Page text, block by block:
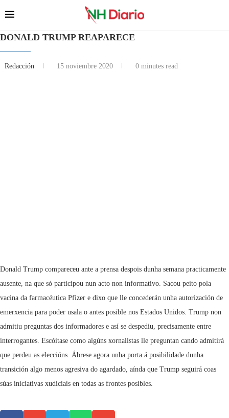
DONALD TRUMP REAPARECE
Redacción 15 noviembre 2020 0 minutes read
Donald Trump compareceu ante a prensa despois dunha semana practicamente
ausente, na que só participou nun acto non informativo. Sacou peito pola
vacina da farmacéutica Pfizer e dixo que lle concederán unha autorización de
emerxencia para poder usala o antes posible nos Estados Unidos. Trump non
admitiu preguntas dos informadores e así se despediu, precisamente entre
interrogantes. Escóitase como algúns xornalistas lle preguntan cando admitirá
que perdeu as eleccións. Ábrese agora unha porta á posibilidade dunha
transición algo menos agresiva do agardado, aínda que Trump seguirá coas
súas iniciativas xudiciais en todas as frontes posibles.